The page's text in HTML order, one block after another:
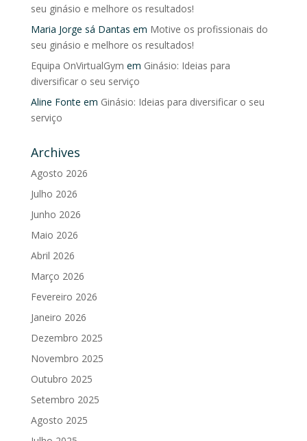
seu ginásio e melhore os resultados!
Maria Jorge sá Dantas em Motive os profissionais do
seu ginásio e melhore os resultados!
Equipa OnVirtualGym em Ginásio: Ideias para
diversificar o seu serviço
Aline Fonte em Ginásio: Ideias para diversificar o seu
serviço
Archives
Agosto 2026
Julho 2026
Junho 2026
Maio 2026
Abril 2026
Março 2026
Fevereiro 2026
Janeiro 2026
Dezembro 2025
Novembro 2025
Outubro 2025
Setembro 2025
Agosto 2025